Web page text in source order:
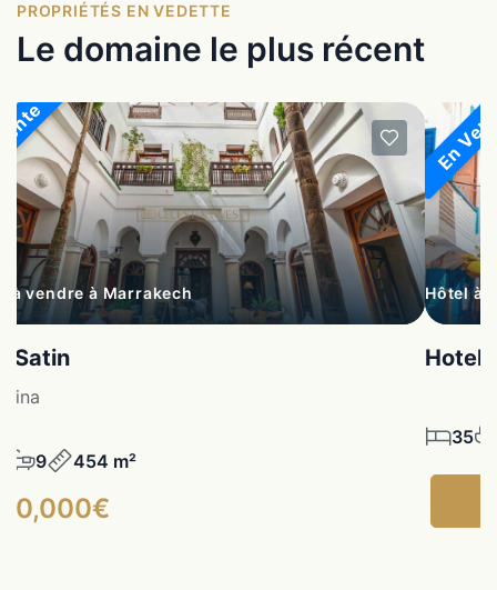
PROPRIÉTÉS EN VEDETTE
Le domaine le plus récent
à vendre à Marrakech
Satin
9 454 m²
En
Hôtel à
Hotel
35